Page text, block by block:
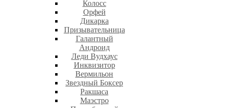
Колосс
Орфей
Дикарка
Призывательница
Галантный
Андроид
Леди Вудхаус
Инквизитор
Вермильон
Звездный Боксер
Ракшаса
Маэстро